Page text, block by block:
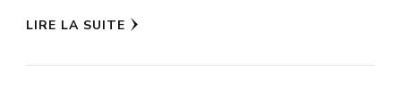
LIRE LA SUITE